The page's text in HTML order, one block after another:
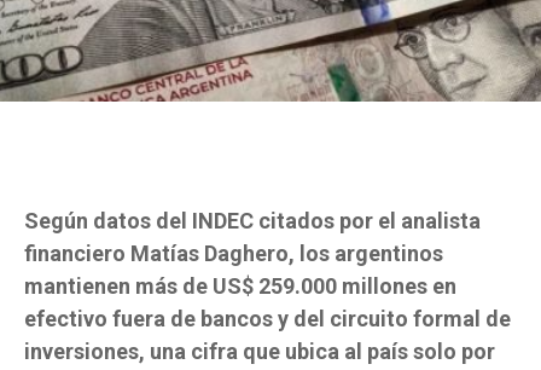
Según datos del INDEC citados por el analista
financiero Matías Daghero, los argentinos
mantienen más de US$ 259.000 millones en
efectivo fuera de bancos y del circuito formal de
inversiones, una cifra que ubica al país solo por